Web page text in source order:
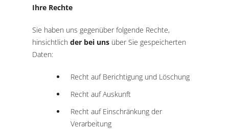
Ihre Rechte
Sie haben uns gegenüber folgende Rechte,
hinsichtlich der bei unsüber Sie gespeicherten
Daten:
Recht auf Berichtigung und Löschung
Recht auf Auskunft
Recht auf Einschränkung der
Verarbeitung